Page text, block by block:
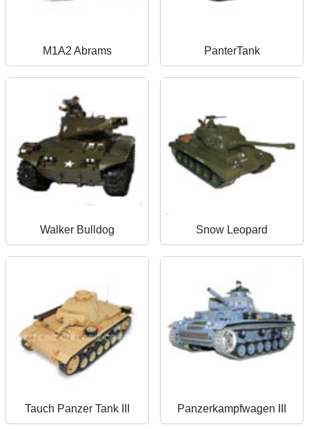
M1A2 Abrams PanterTank
Walker Bulldog Snow Leopard
Tauch Panzer Tank III Panzerkampfwagen III